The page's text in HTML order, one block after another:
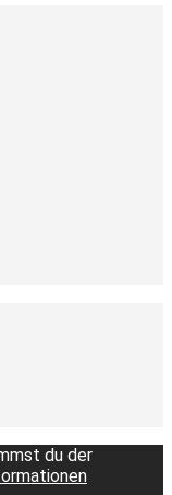
du der